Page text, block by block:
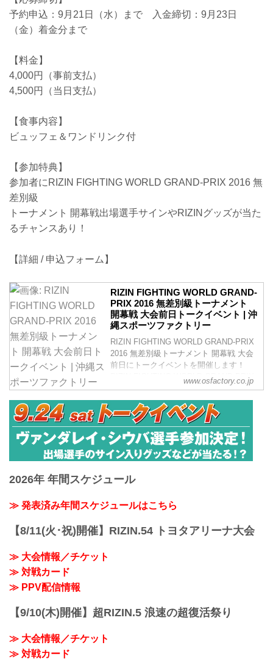
予約申込：9月21日（水）まで 入金締切：9月23日
（金）着金分まで
【料金】
4,000円（事前支払）
4,500円（当日支払）
【食事内容】
ビュッフェ＆ワンドリンク付
【参加特典】
参加者にRIZIN FIGHTING WORLD GRAND-PRIX 2016 無
差別級
トーナメント 開幕戦出場選手サインやRIZINグッズが当た
るチャンスあり！
【詳細 / 申込フォーム】
RIZIN FIGHTING WORLD GRAND-
PRIX 2016 無差別級トーナメント
開幕戦 大会前日トークイベント | 沖
縄スポーツファクトリー
RIZIN FIGHTING WORLD GRAND-PRIX
2016 無差別級トーナメント 開幕戦 大会
前日にトークイベントを開催します！
RIZIN FIGHTING WORLD GRAND-PRIX
2016 無差別級トーナメント 開幕戦 大会
前日に開催されるトークイベントの一般
募集を行うことが決定いたしました。ヴ
ァンダレイ・シウバ選手、榊原信行実行
委員長が参加するトークイベント、さら
に参加者が増えるかもしれません！貴重
な話が聞けるチャンスですので皆様是非
www.osfactory.co.jp
2026年 年間スケジュール
≫ 発表済み年間スケジュールはこちら
【8/11(火･祝)開催】RIZIN.54 トヨタアリーナ大会
≫ 大会情報／チケット
≫ 対戦カード
≫ PPV配信情報
【9/10(木)開催】超RIZIN.5 浪速の超復活祭り
≫ 大会情報／チケット
≫ 対戦カード